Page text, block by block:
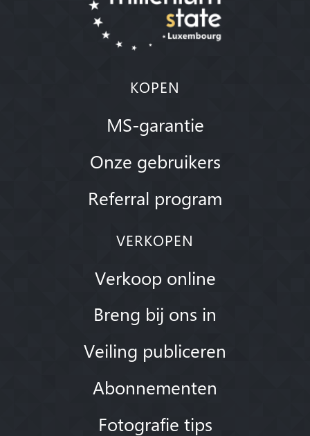
KOPEN
MS-garantie
Onze gebruikers
Referral program
VERKOPEN
Verkoop online
Breng bij ons in
Veiling publiceren
Abonnementen
Fotografie tips